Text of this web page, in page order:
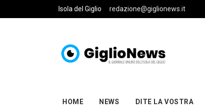
Skip to main content
Isola del Giglio redazione@giglionews.it
HOME NEWS DITE LA VOSTRA